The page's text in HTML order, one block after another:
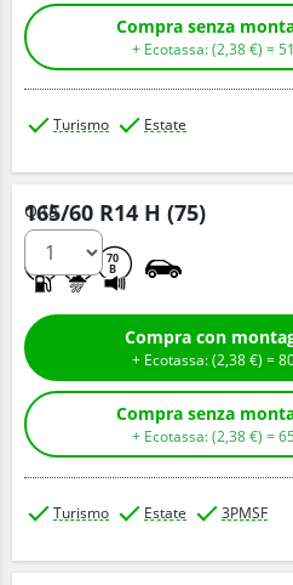
+ Ecotassa: (2,38€ ) =
Turismo Estate
165/60 R14 H (75)
70
B
Q.tà
+ Ecotassa: (2,38€ ) =
+ Ecotassa: (2,38€ ) =
Turismo Estate 3PMSF